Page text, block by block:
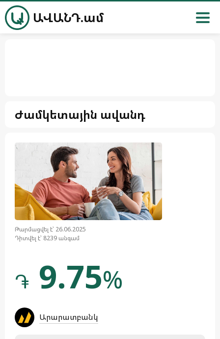
ԱՎԱՆԴ.ամ
Ժամկետային ավանդ
Թարմացվել է՝ 26.06.2025
Դիտվել է՝ 8239 անգամ
֏ 9.75%
Արարատբանկ